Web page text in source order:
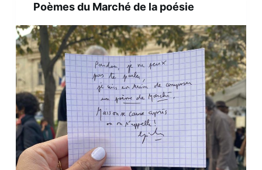
Poèmes du Marché de la poésie